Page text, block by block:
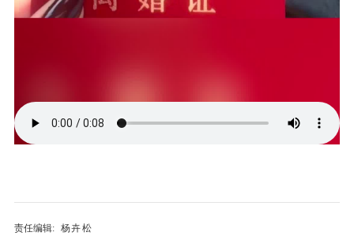
责任编辑: 杨卉松